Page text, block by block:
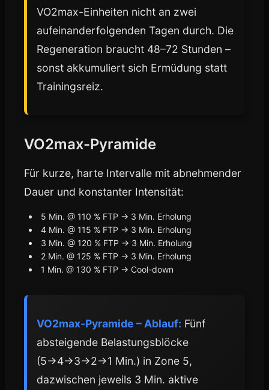
VO2max-Einheiten nicht an zwei
aufeinanderfolgenden Tagen durch. Die
Regeneration braucht 48–72 Stunden –
sonst akkumuliert sich Ermüdung statt
Trainingsreiz.
VO2max-Pyramide
Für kurze, harte Intervalle mit abnehmender
Dauer und konstanter Intensität:
5 Min. @ 110 % FTP → 3 Min. Erholung
4 Min. @ 115 % FTP → 3 Min. Erholung
3 Min. @ 120 % FTP → 3 Min. Erholung
2 Min. @ 125 % FTP → 3 Min. Erholung
1 Min. @ 130 % FTP → Cool-down
VO2max-Pyramide – Ablauf: Fünf
absteigende Belastungsblöcke
(5→4→3→2→1 Min.) in Zone 5,
dazwischen jeweils 3 Min. aktive